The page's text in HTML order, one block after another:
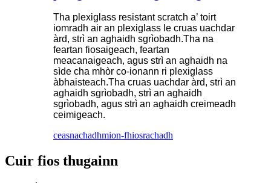
Tha plexiglass resistant scratch a’ toirt
iomradh air an plexiglass le cruas uachdar
àrd, strì an aghaidh sgrìobadh.Tha na
feartan fiosaigeach, feartan
meacanaigeach, agus strì an aghaidh na
sìde cha mhòr co-ionann ri plexiglass
àbhaisteach.Tha cruas uachdar àrd, strì an
aghaidh sgrìobadh, strì an aghaidh
sgrìobadh, agus strì an aghaidh creimeadh
ceimigeach.
ceasnachadhmion-fhiosrachadh
Cuir fios thugainn